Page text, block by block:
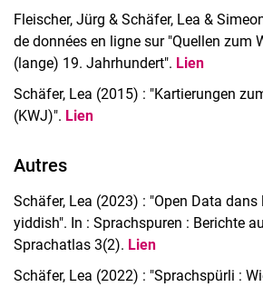
Fleischer, Jürg & Schäfer, Lea &
de données en ligne sur "Quellen zum
(lange) 19. Jahrhundert". Lien
Schäfer, Lea (2015) : "Kartierungen
(KWJ)". Lien
Autres
Schäfer, Lea (2023) : "Open Data
yiddish". In : Sprachspuren : Berichte
Sprachatlas 3(2). Lien
Schäfer, Lea (2022) : "Sprachspürli :